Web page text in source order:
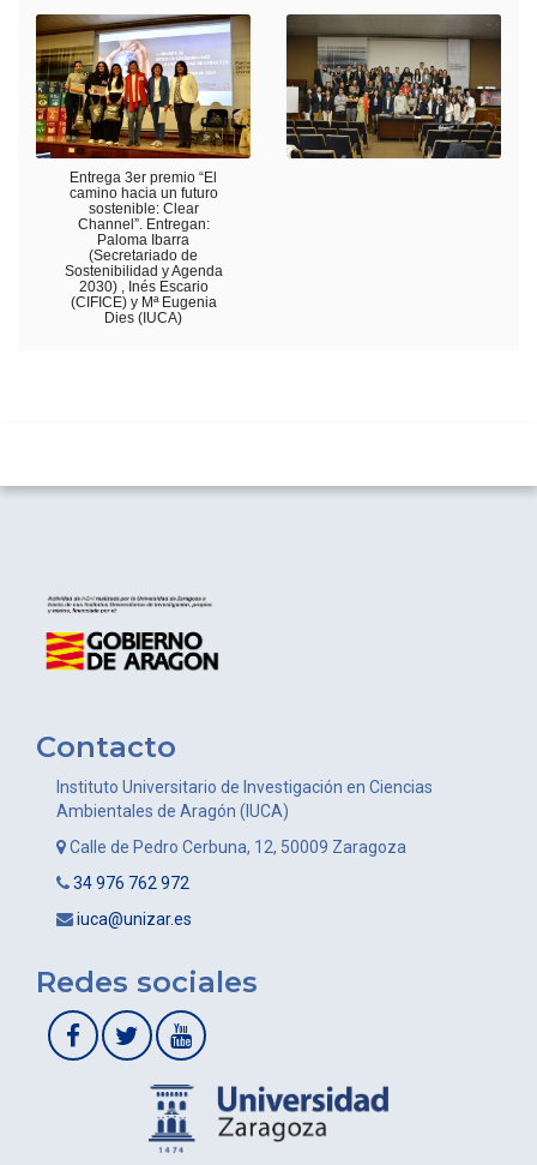
Entrega 3er premio “El
camino hacia un futuro
sostenible: Clear
Channel”. Entregan:
Paloma Ibarra
(Secretariado de
Sostenibilidad y Agenda
2030) , Inés Escario
(CIFICE) y Mª Eugenia
Dies (IUCA)
Contacto
Instituto Universitario de Investigación en Ciencias
Ambientales de Aragón (IUCA)
Calle de Pedro Cerbuna, 12, 50009 Zaragoza
34 976 762 972
iuca@unizar.es
Redes sociales